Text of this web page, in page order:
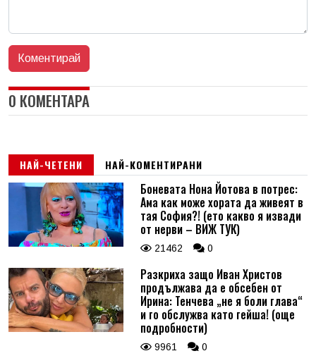
0 КОМЕНТАРА
НАЙ-ЧЕТЕНИ НАЙ-КОМЕНТИРАНИ
Боневата Нона Йотова в потрес:
Ама как може хората да живеят в
тая София?! (ето какво я извади
от нерви – ВИЖ ТУК)
21462 0
Разкриха защо Иван Христов
продължава да е обсебен от
Ирина: Тенчева „не я боли глава“
и го обслужва като гейша! (още
подробности)
9961 0